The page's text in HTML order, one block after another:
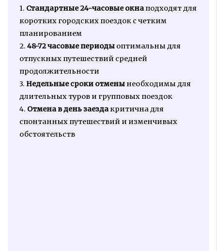
1. Стандартные 24-часовые окнаподходят для
коротких городских поездок с четким
планированием
2. 48-72 часовые периодыоптимальны для
отпускных путешествий средней
продолжительности
3. Недельные сроки отменынеобходимы для
длительных туров и групповых поездок
4. Отмена в день заездакритична для
спонтанных путешествий и изменчивых
обстоятельств